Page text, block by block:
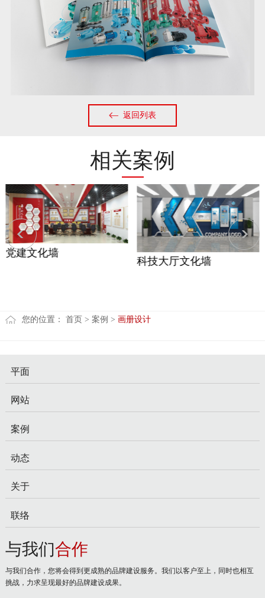
返回列表
相关案例
党建文化墙
科技大厅文化墙
您的位置： 首页 > 案例 > 画册设计
平面
网站
案例
动态
关于
联络
与我们合作
与我们合作，您将会得到更成熟的品牌建设服务。我们以客户至上，同时也相互
挑战，力求呈现最好的品牌建设成果。